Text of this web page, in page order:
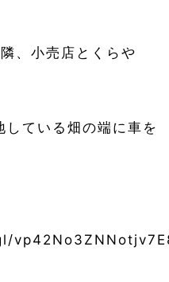
、小売店とくらや
ている畑の端に車を